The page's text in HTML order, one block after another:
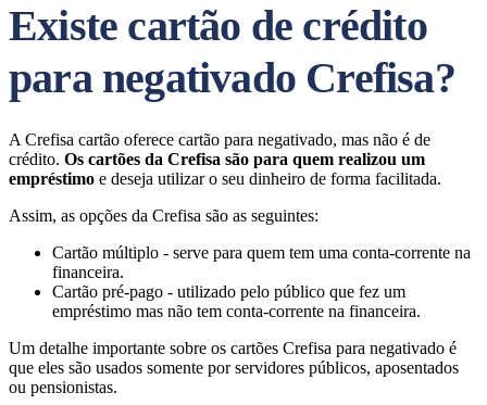
Existe cartão de crédito
para negativado Crefisa?
A Crefisa cartão oferece cartão para negativado, mas não é de
crédito. Os cartões da Crefisa são para quem realizou um
empréstimo e deseja utilizar o seu dinheiro de forma facilitada.
Assim, as opções da Crefisa são as seguintes:
Cartão múltiplo - serve para quem tem uma conta-corrente na
financeira.
Cartão pré-pago - utilizado pelo público que fez um
empréstimo mas não tem conta-corrente na financeira.
Um detalhe importante sobre os cartões Crefisa para negativado é
que eles são usados somente por servidores públicos, aposentados
ou pensionistas.